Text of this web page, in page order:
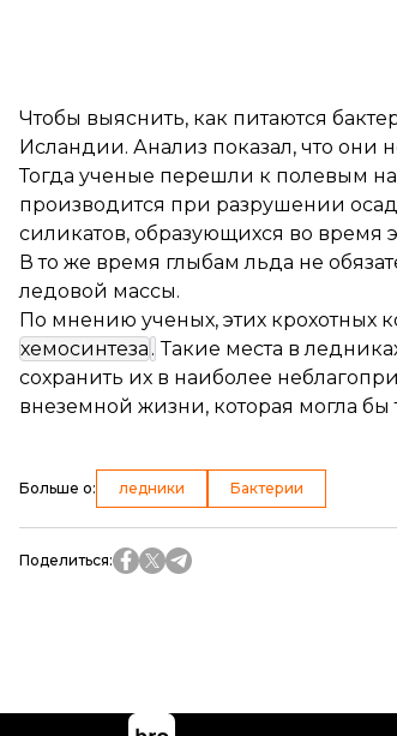
Чтобы выяснить, как питаются
Исландии. Анализ показал, что они
Тогда ученые перешли к полевым
производится при разрушении
силикатов, образующихся во время
В то же время глыбам льда не
ледовой массы.
По мнению ученых, этих крохотных
хемосинтеза . Такие места в
сохранить их в наиболее
внеземной жизни, которая могла бы
Больше о: ледники Бактерии
Поделиться: